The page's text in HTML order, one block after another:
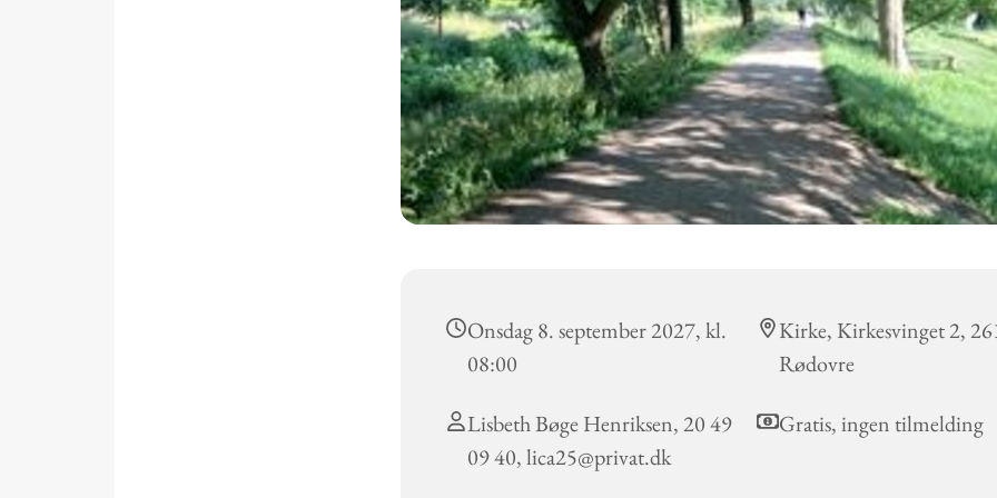
Onsdag 8. september 2027, kl.
08:00
Kirke, Kirkesvinget 2,
Rødovre
Lisbeth Bøge Henriksen, 20 49
09 40, lica25@privat.dk
Gratis, ingen tilmelding